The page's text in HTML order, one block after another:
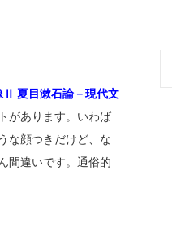
Ⅱ 夏目漱石論－現代文
があります。いわば
な顔つきだけど、な
間違いです。通俗的